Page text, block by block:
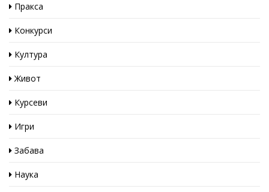
Пракса
Конкурси
Култура
Живот
Курсеви
Игри
Забава
Наука